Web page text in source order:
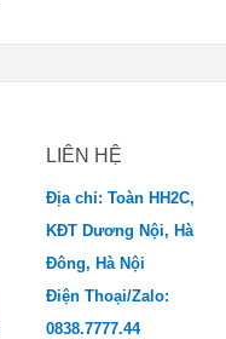
LIÊN HỆ
Địa chỉ: Toàn HH2C,
KĐT Dương Nội, Hà
Đông, Hà Nội
Điện Thoại/Zalo:
0838.7777.44